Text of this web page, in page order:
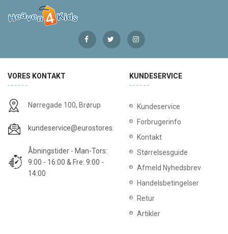
VORES KONTAKT
Nørregade 100, Brørup
kundeservice@eurostores.dk
Åbningstider - Man-Tors:
9:00 - 16:00 & Fre: 9:00 -
14:00
KUNDESERVICE
Kundeservice
Forbrugerinfo
Kontakt
Størrelsesguide
Afmeld Nyhedsbrev
Handelsbetingelser
Retur
Artikler